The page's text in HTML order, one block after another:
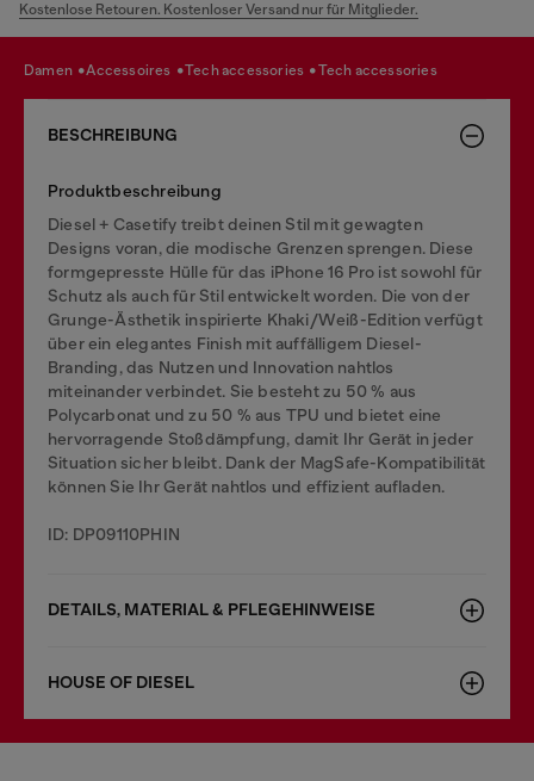
Kostenlose Retouren. Kostenloser Versand nur für Mitglieder.
damen accessoires tech accessories tech accessories
BESCHREIBUNG
Produktbeschreibung
Diesel + Casetify treibt deinen Stil mit gewagten
Designs voran, die modische Grenzen sprengen. Diese
formgepresste Hülle für das iPhone 16 Pro ist sowohl für
Schutz als auch für Stil entwickelt worden. Die von der
Grunge-Ästhetik inspirierte Khaki/Weiß-Edition verfügt
über ein elegantes Finish mit auffälligem Diesel-
Branding, das Nutzen und Innovation nahtlos
miteinander verbindet. Sie besteht zu 50 % aus
Polycarbonat und zu 50 % aus TPU und bietet eine
hervorragende Stoßdämpfung, damit Ihr Gerät in jeder
Situation sicher bleibt. Dank der MagSafe-Kompatibilität
können Sie Ihr Gerät nahtlos und effizient aufladen.
ID: DP09110PHIN
DETAILS, MATERIAL & PFLEGEHINWEISE
HOUSE OF DIESEL